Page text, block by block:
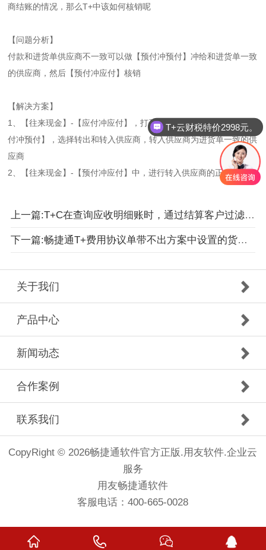
商结账的情况，那么T+中该如何核销呢
【问题分析】
付款和进货单供应商不一致可以做【预付冲预付】冲给和进货单一致
的供应商，然后【预付冲应付】核销
【解决方案】
1、【往来现金】-【应付冲应付】，打开选择【业务类型】选择【预
付冲预付】，选择转出和转入供应商，转入供应商为进货单一致的供
应商
2、【往来现金】-【预付冲应付】中，进行转入供应商的正常核销
上一篇:T+C在查询应收明细账时，通过结算客户过滤。但是查的明明是便利店的数据，为什么把其他便利店的数据也查出来了
下一篇:畅捷通T+费用协议单带不出方案中设置的货品明细
关于我们
产品中心
新闻动态
合作案例
联系我们
CopyRight © 2026畅捷通软件官方正版.用友软件.企业云
服务
用友畅捷通软件
客服电话：400-665-0028
T+云财税特价2998元。